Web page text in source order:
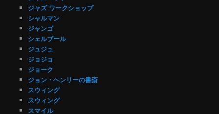
ジャズ ワークショップ
シャルマン
ジャンゴ
シェルブール
ジュジュ
ジョジョ
ジョーク
ジョン・ヘンリーの書斎
スウィング
スウィング
スマイル